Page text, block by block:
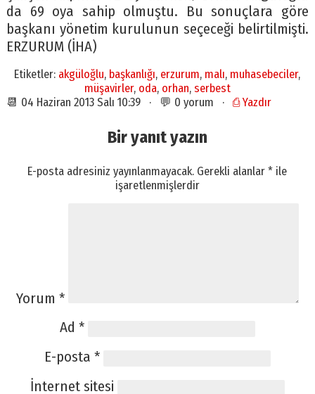
da 69 oya sahip olmuştu. Bu sonuçlara göre
başkanı yönetim kurulunun seçeceği belirtilmişti.
ERZURUM (İHA)
Etiketler: akgüloğlu, başkanlığı, erzurum, malı, muhasebeciler,
müşavirler, oda, orhan, serbest
📆 04 Haziran 2013 Salı 10:39 · 💬 0 yorum · ⎙ Yazdır
Bir yanıt yazın
E-posta adresiniz yayınlanmayacak. Gerekli alanlar* ile
işaretlenmişlerdir
Yorum *
Ad *
E-posta *
İnternet sitesi